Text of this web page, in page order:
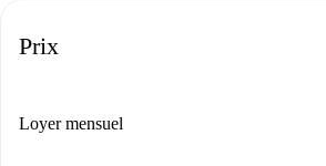
Prix
Loyer mensuel